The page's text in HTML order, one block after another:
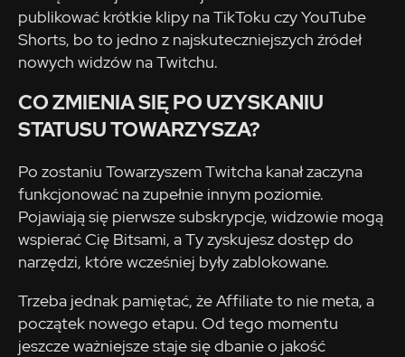
publikować krótkie klipy na TikToku czy YouTube
Shorts, bo to jedno z najskuteczniejszych źródeł
nowych widzów na Twitchu.
CO ZMIENIA SIĘ PO UZYSKANIU
STATUSU TOWARZYSZA?
Po zostaniu Towarzyszem Twitcha kanał zaczyna
funkcjonować na zupełnie innym poziomie.
Pojawiają się pierwsze subskrypcje, widzowie mogą
wspierać Cię Bitsami, a Ty zyskujesz dostęp do
narzędzi, które wcześniej były zablokowane.
Trzeba jednak pamiętać, że Affiliate to nie meta, a
początek nowego etapu. Od tego momentu
jeszcze ważniejsze staje się dbanie o jakość